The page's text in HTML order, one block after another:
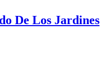
De Los Jardines